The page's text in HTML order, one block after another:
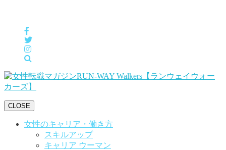
CLOSE
女性のキャリア・働き方
スキルアップ
キャリア ウーマン